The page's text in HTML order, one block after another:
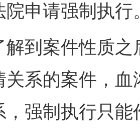
院申请强制执行
案件性质之
关系的案件，
，强制执行只